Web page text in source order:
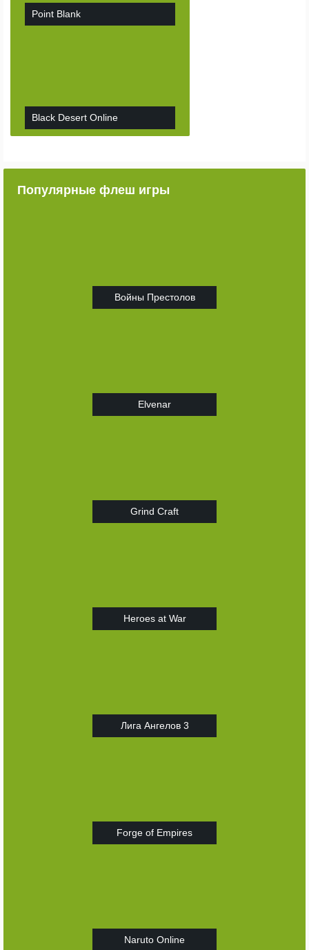
Point Blank
Black Desert Online
Популярные флеш игры
Войны Престолов
Elvenar
Grind Craft
Heroes at War
Лига Ангелов 3
Forge of Empires
Naruto Online